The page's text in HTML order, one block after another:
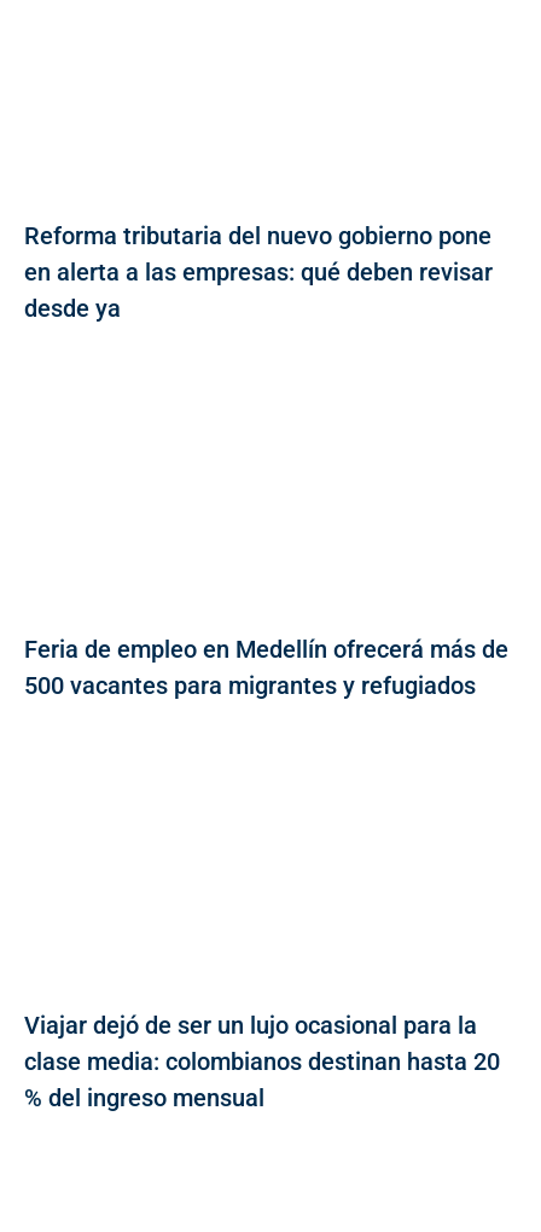
Reforma tributaria del nuevo gobierno pone
en alerta a las empresas: qué deben revisar
desde ya
Feria de empleo en Medellín ofrecerá más de
500 vacantes para migrantes y refugiados
Viajar dejó de ser un lujo ocasional para la
clase media: colombianos destinan hasta 20
% del ingreso mensual